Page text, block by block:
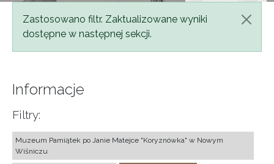
Komunikat
Zastosowano filtr. Zaktualizowane wyniki
dostępne w następnej sekcji.
Informacje
Filtry:
Muzeum Pamiątek po Janie Matejce "Koryznówka" w Nowym
Wiśniczu